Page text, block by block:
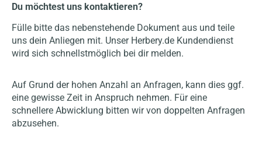
Du möchtest uns kontaktieren?
Fülle bitte das nebenstehende Dokument aus und teile
uns dein Anliegen mit. Unser Herbery.de Kundendienst
wird sich schnellstmöglich bei dir melden.
Auf Grund der hohen Anzahl an Anfragen, kann dies ggf.
eine gewisse Zeit in Anspruch nehmen. Für eine
schnellere Abwicklung bitten wir von doppelten Anfragen
abzusehen.